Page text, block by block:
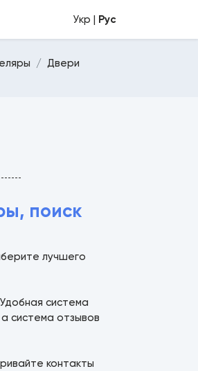
Укр | Рус
Двери
поиск
лучшего
система
система отзывов
контакты